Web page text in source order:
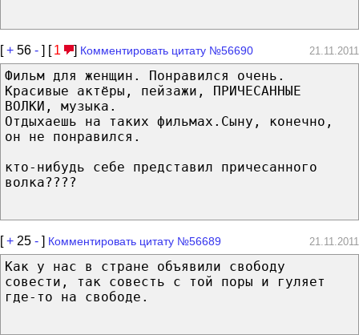
[+ 56 - ] [ 1 ] Комментировать цитату №56690 21.11.2011
Фильм для женщин. Понравился очень.
Красивые актёры, пейзажи, ПРИЧЕСАННЫЕ
ВОЛКИ, музыка.
Отдыхаешь на таких фильмах.Сыну, конечно,
он не понравился.
кто-нибудь себе представил причесанного
волка????
[+ 25 - ] Комментировать цитату №56689 21.11.2011
Как у нас в стране объявили свободу
совести, так совесть с той поры и гуляет
где-то на свободе.